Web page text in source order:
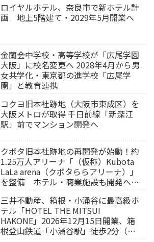
ロイヤルホテル、奈良市で新ホテル計
画 地上5階建て・2029年5月開業へ
金蘭会中学校・高等学校が「広尾学園
大阪」に校名変更へ 2028年4月から男
女共学化・東京都の進学校「広尾学
園」と教育連携
コクヨ旧本社跡地（大阪市東成区）を
大阪メトロが取得 千日前線「新深江
駅」前でマンション開発へ
クボタ旧本社跡地の再開発が始動！約
1.25万人アリーナ「（仮称）Kubota
LaLa arena（クボタららアリーナ）」
を整備 ホテル・商業施設も開発へ
三井不動産、箱根・小涌谷に最高級ホ
テル「HOTEL THE MITSUI
HAKONE」2026年12月15日開業、箱
根登山鉄道「小涌谷駅」徒歩2分（旅